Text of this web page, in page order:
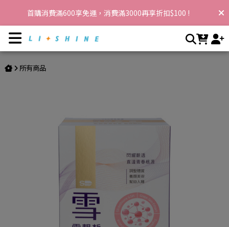
首購消費滿600享免運，消費滿3000再享折扣$100 !
所有商品